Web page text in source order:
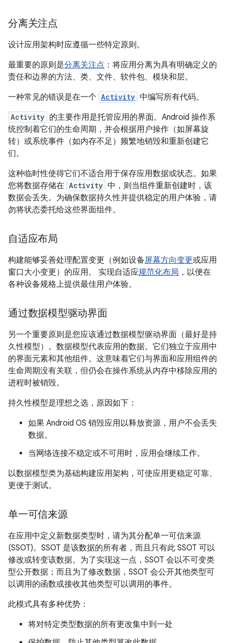
分离关注点
设计应用架构时应遵循一些特定原则。
最重要的原则是分离关注点 ：将应用分离为具有明确定义的
责任和边界的方法、类、文件、软件包、模块和层。
一种常见的错误是在一个 Activity 中编写所有代码。
Activity 的主要作用是托管应用的界面。Android 操作系
统控制着它们的生命周期，并会根据用户操作（如屏幕旋
转）或系统事件（如内存不足）频繁地销毁和重新创建它
们。
这种临时性使得它们不适合用于保存应用数据或状态。如果
您将数据存储在 Activity 中，则当组件重新创建时，该
数据会丢失。为确保数据持久性并提供稳定的用户体验，请
勿将状态委托给这些界面组件。
自适应布局
构建能够妥善处理配置变更（例如设备屏幕方向变更或应用
窗口大小变更）的应用。 实现自适应规范化布局 ，以便在
各种设备规格上提供最佳用户体验。
通过数据模型驱动界面
另一个重要原则是您应该通过数据模型驱动界面（最好是持
久性模型）。数据模型代表应用的数据。它们独立于应用中
的界面元素和其他组件。这意味着它们与界面和应用组件的
生命周期没有关联，但仍会在操作系统从内存中移除应用的
进程时被销毁。
持久性模型是理想之选，原因如下：
如果 Android OS 销毁应用以释放资源，用户不会丢失
数据。
当网络连接不稳定或不可用时，应用会继续工作。
以数据模型类为基础构建应用架构，可使应用更稳定可靠、
更便于测试。
单一可信来源
在应用中定义新数据类型时，请为其分配单一可信来源
(SSOT)。SSOT 是该数据的所有者 ，而且只有此 SSOT 可以
修改或转变该数据。为了实现这一点，SSOT 会以不可变类
型公开数据；而且为了修改数据，SSOT 会公开其他类型可
以调用的函数或接收其他类型可以调用的事件。
此模式具有多种优势：
将对特定类型数据的所有更改集中到一处